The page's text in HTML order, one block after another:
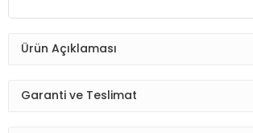
Ürün Açıklaması
Garanti ve Teslimat